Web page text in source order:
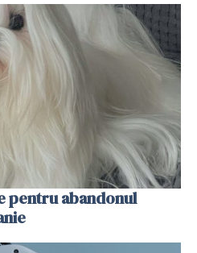
pentru abandonul